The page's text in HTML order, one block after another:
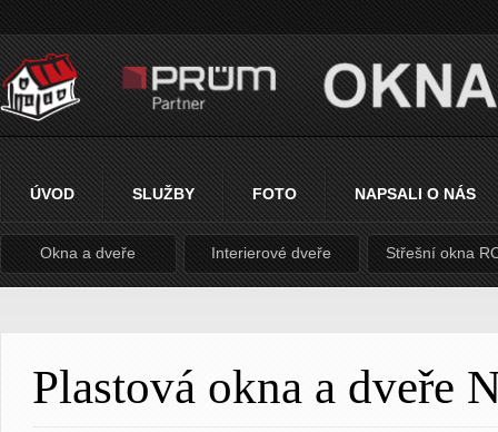
ÚVOD SLUŽBY FOTO NAPSALI O NÁS
Okna a dveře Interierové dveře Střešní okna
Plastová okna a dveře